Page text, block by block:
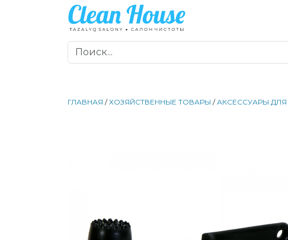
ГЛАВНАЯ /ХОЗЯЙСТВЕННЫЕ ТОВАРЫ /АКСЕССУАРЫ ДЛЯ